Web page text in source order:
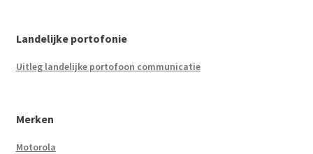
Landelijke portofonie
Uitleg landelijke portofoon communicatie
Merken
Motorola